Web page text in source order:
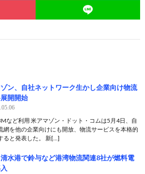
ン、自社ネットワーク生かし企業向け物流
開開始
など利用 米アマゾン・ドット・コムは5月4日、自
網を他の企業向けにも開放、物流サービスを本格的
ると発表した。 新[…]
水港で鈴与など港湾物流関連8社が燃料電